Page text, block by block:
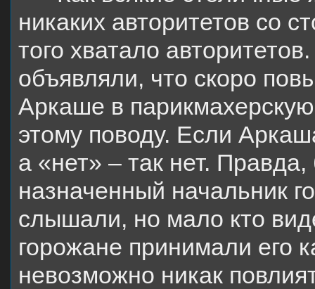
никаких авторитетов со
того хватало
объявляли, что скоро
Аркаше в
этому поводу. Если
а «нет» – так нет.
назначенный начальник
слышали, но мало кто
горожане принимали его
невозможно никак